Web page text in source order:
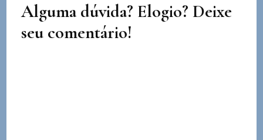
Alguma dúvida? Elogio? Deixe
seu comentário!